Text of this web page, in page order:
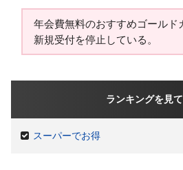
年会費無料のおすすめゴールド
新規受付を停止している。
ランキングを見
スーパーでお得